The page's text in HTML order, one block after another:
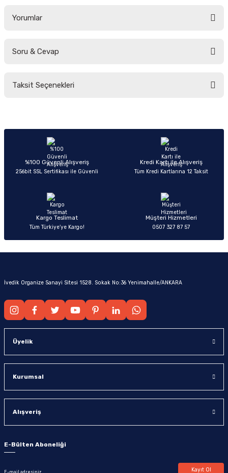
Yorumlar
Soru & Cevap
Taksit Seçenekleri
%100 Güvenli Alışveriş
256bit SSL Sertifikası ile Güvenli
Kredi Kartı ile Alışveriş
Tüm Kredi Kartlarına 12 Taksit
Kargo Teslimat
Tüm Türkiye’ye Kargo!
Müşteri Hizmetleri
0507 327 87 57
İvedik Organize Sanayi Sitesi 1528. Sokak No:36 Yenimahalle/ANKARA
Üyelik
Kurumsal
Alışveriş
E-Bülten Aboneliği
Kayıt Ol